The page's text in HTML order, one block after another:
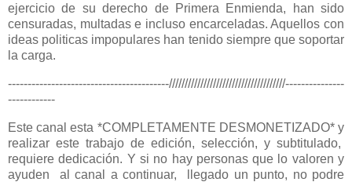
ejercicio de su derecho de Primera Enmienda, han sido
censuradas, multadas e incluso encarceladas. Aquellos con
ideas politicas impopulares han tenido siempre que soportar
la carga.
-----------------------------------------/////////////////////////////////////---------------
------------
Este canal esta *COMPLETAMENTE DESMONETIZADO* y
realizar este trabajo de edición, selección, y subtitulado,
requiere dedicación. Y si no hay personas que lo valoren y
ayuden al canal a continuar, llegado un punto, no podre